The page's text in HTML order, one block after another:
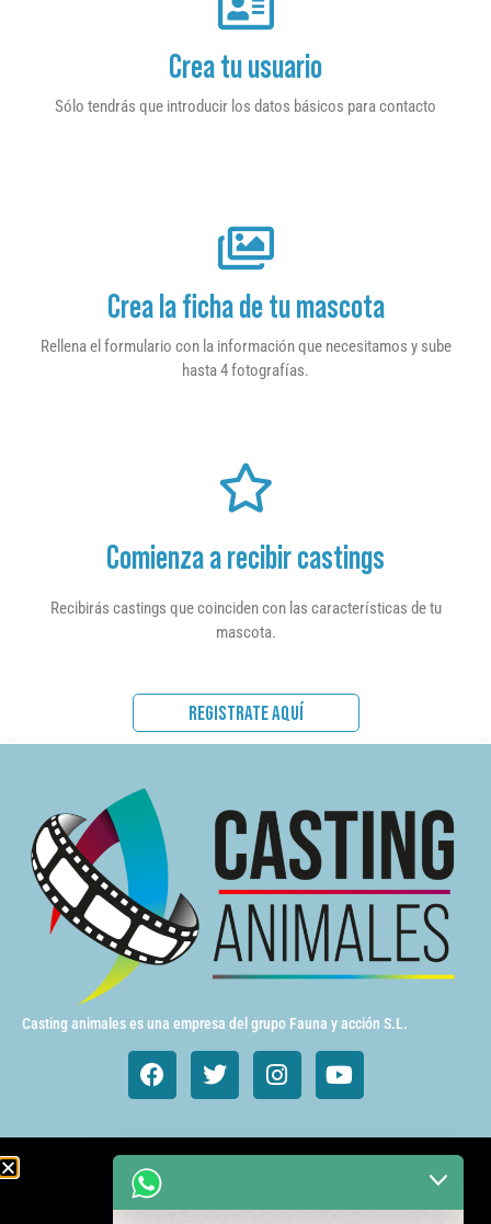
Crea tu usuario
Sólo tendrás que introducir los datos básicos para contacto
Crea la ficha de tu mascota
Rellena el formulario con la información que necesitamos y sube
hasta 4 fotografías.
Comienza a recibir castings
Recibirás castings que coinciden con las características de tu
mascota.
REGISTRATE AQUÍ
Casting animales es una empresa del grupo Fauna y acción S.L.
Animales de cine y TV